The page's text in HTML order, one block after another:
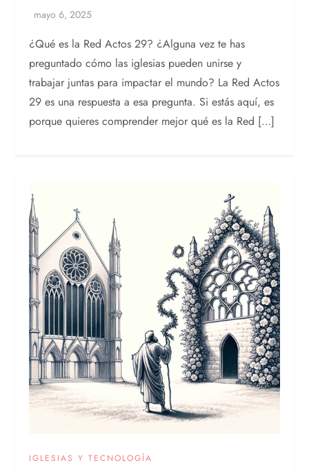
¿Qué es la Red Actos 29? ¿Alguna vez te has
preguntado cómo las iglesias pueden unirse y
trabajar juntas para impactar el mundo? La Red Actos
29 es una respuesta a esa pregunta. Si estás aquí, es
porque quieres comprender mejor qué es la Red […]
IGLESIAS Y TECNOLOGÍA